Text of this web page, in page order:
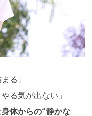
る」
る気が出ない」
身体からの“静かな